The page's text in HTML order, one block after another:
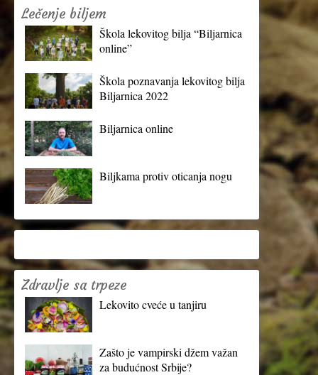
Lečenje biljem
Škola lekovitog bilja “Biljarnica
online”
Škola poznavanja lekovitog bilja
Biljarnica 2022
Biljarnica online
Biljkama protiv oticanja nogu
Zdravlje sa trpeze
Lekovito cveće u tanjiru
Zašto je vampirski džem važan
za budućnost Srbije?